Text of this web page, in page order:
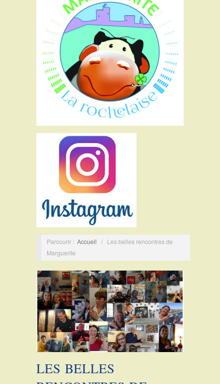
Parcourir : Accueil / Les belles rencontres de
Marguerite
LES BELLES